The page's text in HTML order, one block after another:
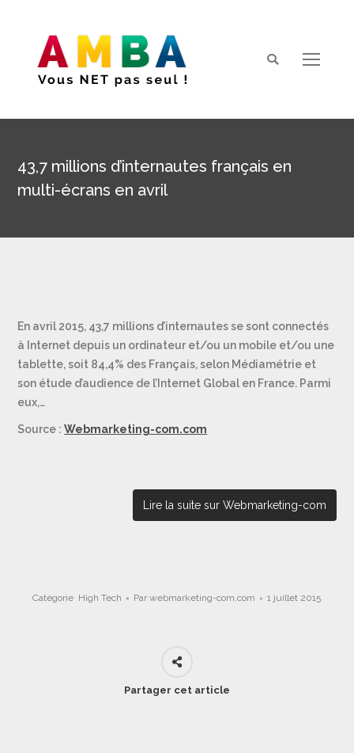
Search:
43,7 millions d’internautes français en
multi-écrans en avril
En avril 2015, 43,7 millions d’internautes se sont connectés
à Internet depuis un ordinateur et/ou un mobile et/ou une
tablette, soit 84,4% des Français, selon Médiamétrie et
son étude d’audience de l’Internet Global en France. Parmi
eux,…
Source :Webmarketing-com.com
Lire la suite sur Webmarketing-com
Catégorie High Tech Parwebmarketing-com.com 1 juillet 2015
Partager cet article